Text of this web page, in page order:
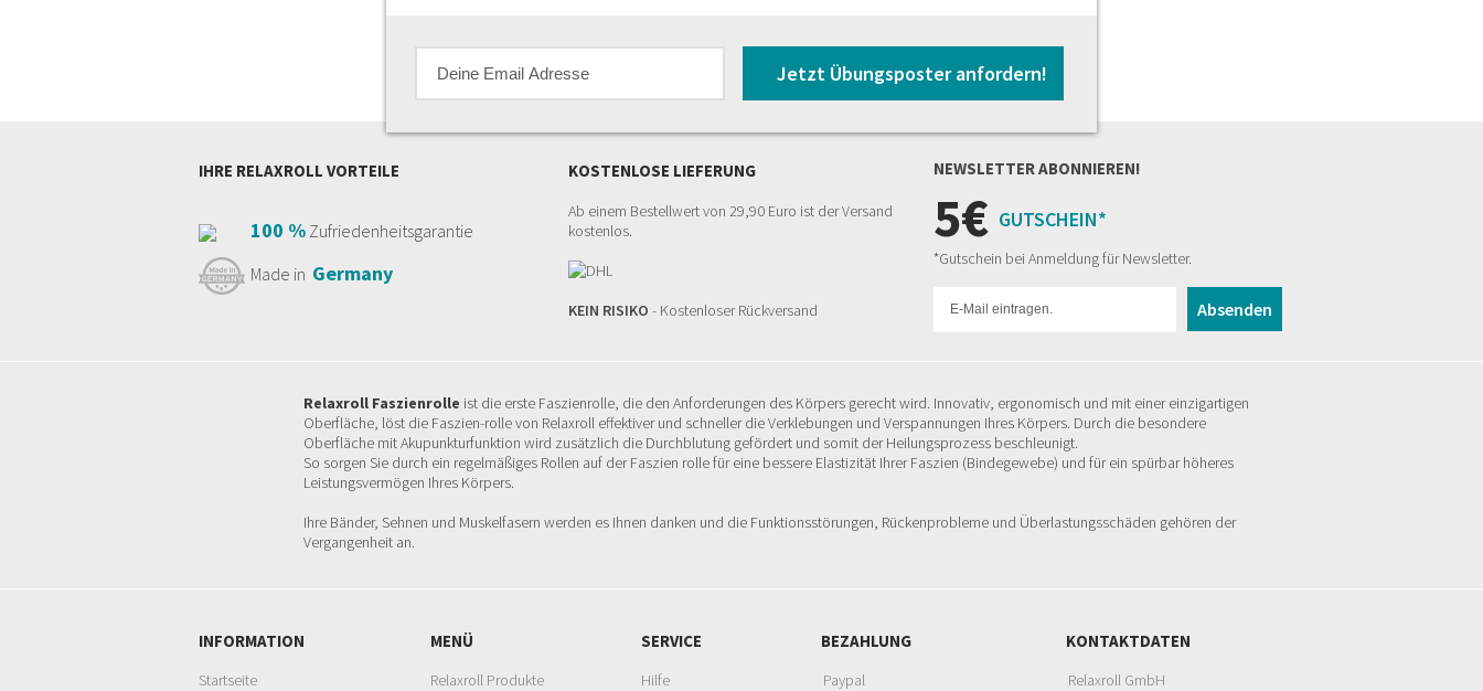
Angezeigt 1-6 von 6
IHRE RELAXROLL VORTEILE
100 % Zufriedenheitsgarantie
Made in Germany
KOSTENLOSE LIEFERUNG
Ab einem Bestellwert von 29,90 Euro ist der Versand
kostenlos.
KEIN RISIKO - Kostenloser Rückversand
NEWSLETTER ABONNIEREN!
5€ GUTSCHEIN*
*Gutschein bei Anmeldung für Newsletter.
Absenden
Relaxroll Faszienrolle ist die erste Faszienrolle, die den Anforderungen des Körpers gerecht wird. Innovativ, ergonomisch und mit einer einzigartigen
Oberfläche, löst die Faszien-rolle von Relaxroll effektiver und schneller die Verklebungen und Verspannungen Ihres Körpers. Durch die besondere
Oberfläche mit Akupunkturfunktion wird zusätzlich die Durchblutung gefördert und somit der Heilungsprozess beschleunigt.
So sorgen Sie durch ein regelmäßiges Rollen auf der Faszien rolle für eine bessere Elastizität Ihrer Faszien (Bindegewebe) und für ein spürbar höheres
Leistungsvermögen Ihres Körpers.
Ihre Bänder, Sehnen und Muskelfasern werden es Ihnen danken und die Funktionsstörungen, Rückenprobleme und Überlastungsschäden gehören der
Vergangenheit an.
INFORMATION
Startseite
MENÜ
Relaxroll Produkte
SERVICE
Hilfe
BEZAHLUNG
Paypal
KONTAKTDATEN
Relaxroll GmbH
Jetzt Übungsposter anfordern!